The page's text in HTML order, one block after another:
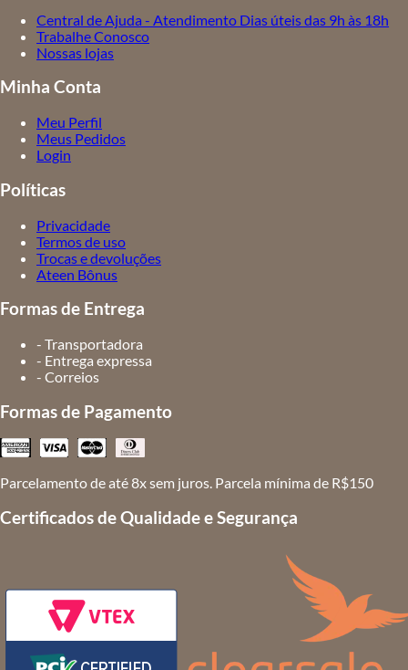
Central de Ajuda - Atendimento Dias úteis das 9h às 18h
Trabalhe Conosco
Nossas lojas
Minha Conta
Meu Perfil
Meus Pedidos
Login
Políticas
Privacidade
Termos de uso
Trocas e devoluções
Ateen Bônus
Formas de Entrega
- Transportadora
- Entrega expressa
- Correios
Formas de Pagamento
Parcelamento de até 8x sem juros. Parcela mínima de R$150
Certificados de Qualidade e Segurança